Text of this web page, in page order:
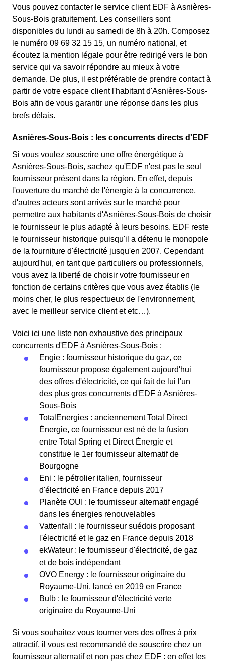
Vous pouvez contacter le service client EDF à Asnières-
Sous-Bois gratuitement. Les conseillers sont
disponibles du lundi au samedi de 8h à 20h. Composez
le numéro 09 69 32 15 15, un numéro national, et
écoutez la mention légale pour être redirigé vers le bon
service qui va savoir répondre au mieux à votre
demande. De plus, il est préférable de prendre contact à
partir de votre espace client l'habitant d'Asnières-Sous-
Bois afin de vous garantir une réponse dans les plus
brefs délais.
Asnières-Sous-Bois : les concurrents directs d'EDF
Si vous voulez souscrire une offre énergétique à
Asnières-Sous-Bois, sachez qu'EDF n'est pas le seul
fournisseur présent dans la région. En effet, depuis
l'ouverture du marché de l'énergie à la concurrence,
d'autres acteurs sont arrivés sur le marché pour
permettre aux habitants d'Asnières-Sous-Bois de choisir
le fournisseur le plus adapté à leurs besoins. EDF reste
le fournisseur historique puisqu'il a détenu le monopole
de la fourniture d'électricité jusqu'en 2007. Cependant
aujourd'hui, en tant que particuliers ou professionnels,
vous avez la liberté de choisir votre fournisseur en
fonction de certains critères que vous avez établis (le
moins cher, le plus respectueux de l'environnement,
avec le meilleur service client et etc…).
Voici ici une liste non exhaustive des principaux
concurrents d'EDF à Asnières-Sous-Bois :
Engie : fournisseur historique du gaz, ce
fournisseur propose également aujourd'hui
des offres d'électricité, ce qui fait de lui l'un
des plus gros concurrents d'EDF à Asnières-
Sous-Bois
TotalEnergies : anciennement Total Direct
Énergie, ce fournisseur est né de la fusion
entre Total Spring et Direct Énergie et
constitue le 1er fournisseur alternatif de
Bourgogne
Eni : le pétrolier italien, fournisseur
d'électricité en France depuis 2017
Planète OUI : le fournisseur alternatif engagé
dans les énergies renouvelables
Vattenfall : le fournisseur suédois proposant
l'électricité et le gaz en France depuis 2018
ekWateur : le fournisseur d'électricité, de gaz
et de bois indépendant
OVO Energy : le fournisseur originaire du
Royaume-Uni, lancé en 2019 en France
Bulb : le fournisseur d'électricité verte
originaire du Royaume-Uni
Si vous souhaitez vous tourner vers des offres à prix
attractif, il vous est recommandé de souscrire chez un
fournisseur alternatif et non pas chez EDF : en effet les